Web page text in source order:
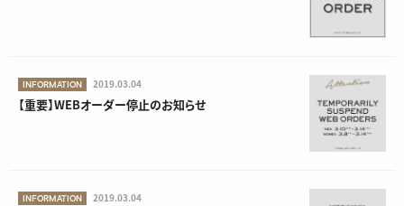
INFORMATION 2019.03.04
【重要】WEBオーダー停止のお知らせ
INFORMATION 2019.03.04